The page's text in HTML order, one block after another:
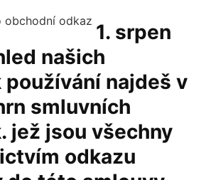
1. srpen
našich
najdeš v
smluvních
jež jsou všechny
odkazu